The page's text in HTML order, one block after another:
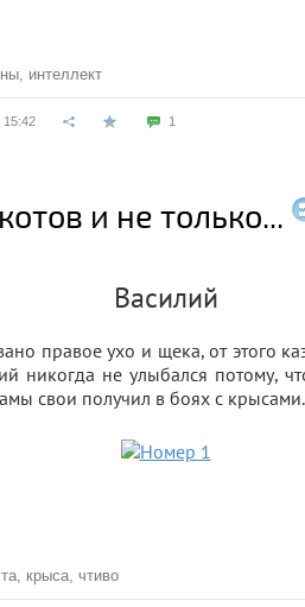
интеллект
15:42 1
и не только...
Василий
правое ухо и щека, от этого
никогда не улыбался потому,
свои получил в боях с крысами.
крыса чтиво